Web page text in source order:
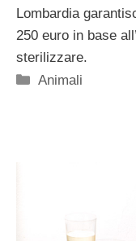
Lombardia
250 euro in base
sterilizzare.
Categorie
Animali